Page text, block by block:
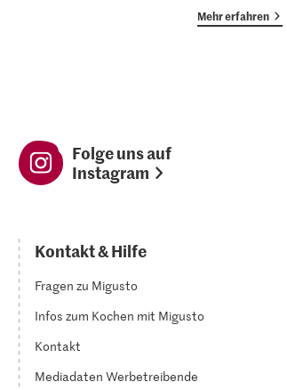
Mehr erfahren
Folge uns auf
Instagram
Kontakt & Hilfe
Fragen zu Migusto
Infos zum Kochen mit Migusto
Kontakt
Mediadaten Werbetreibende